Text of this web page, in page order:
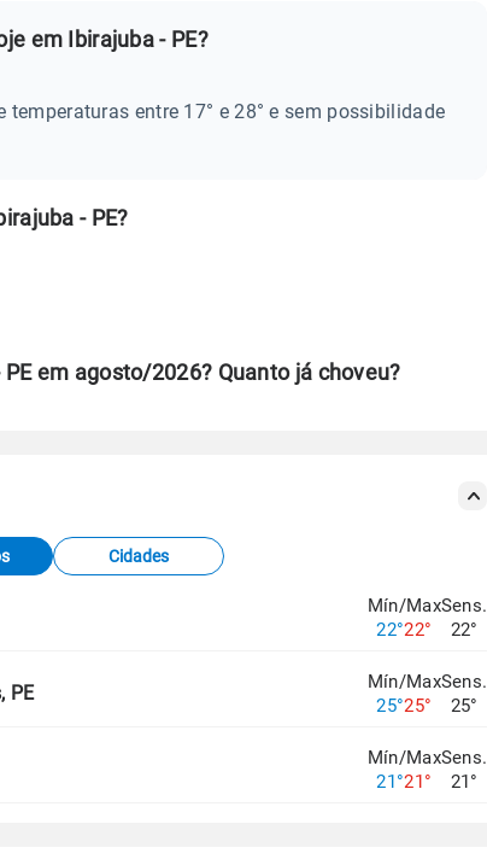
em Ibirajuba - PE?
entre 17° e 28° e sem possibilidade
- PE?
em agosto/2026? Quanto já choveu?
Cidades
Mín/Max
22°22°
Sens.
22°
PE
Mín/Max
25°25°
Sens.
25°
Mín/Max
21°21°
Sens.
21°